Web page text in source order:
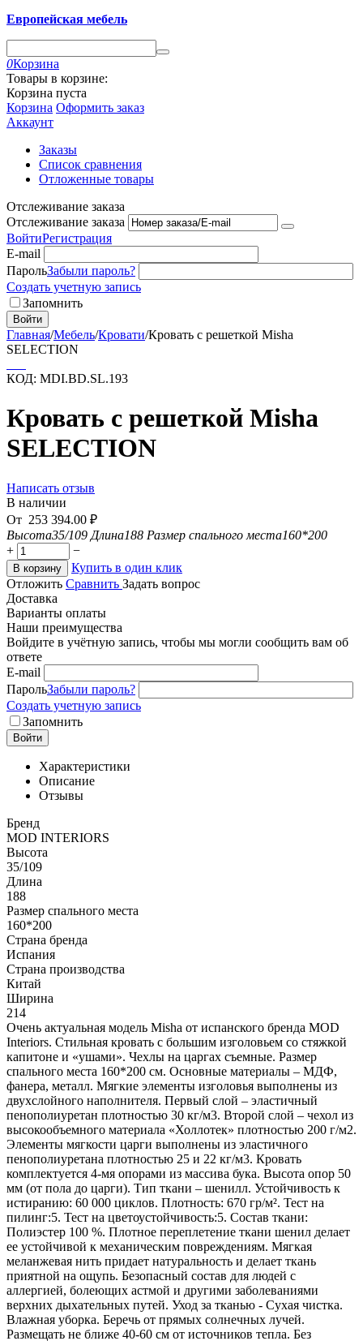
Европейская мебель
0Корзина
Товары в корзине:
Корзина пуста
Корзина Оформить заказ
Аккаунт
Заказы
Список сравнения
Отложенные товары
Отслеживание заказа
Отслеживание заказа
ВойтиРегистрация
E-mail
ПарольЗабыли пароль?
Создать учетную запись
Запомнить
Войти
Главная/Мебель/Кровати/Кровать с решеткой Misha
SELECTION
КОД: MDI.BD.SL.193
Кровать с решеткой Misha
SELECTION
Написать отзыв
В наличии
От 253 394.00 ₽
Высота35/109 Длина188 Размер спального места160*200
+
−
В корзину
Купить в один клик
Отложить Сравнить Задать вопрос
Доставка
Варианты оплаты
Наши преимущества
Войдите в учётную запись, чтобы мы могли сообщить вам об
ответе
E-mail
ПарольЗабыли пароль?
Создать учетную запись
Запомнить
Войти
Характеристики
Описание
Отзывы
Бренд
MOD INTERIORS
Высота
35/109
Длина
188
Размер спального места
160*200
Страна бренда
Испания
Страна производства
Китай
Ширина
214
Очень актуальная модель Misha от испанского бренда MOD
Interiors. Стильная кровать с большим изголовьем со стяжкой
капитоне и «ушами». Чехлы на царгах съемные. Размер
спального места 160*200 см. Основные материалы – МДФ,
фанера, металл. Мягкие элементы изголовья выполнены из
двухслойного наполнителя. Первый слой – эластичный
пенополиуретан плотностью 30 кг/м3. Второй слой – чехол из
высокообъемного материала «Холлотек» плотностью 200 г/м2.
Элементы мягкости царги выполнены из эластичного
пенополиуретана плотностью 25 и 22 кг/м3. Кровать
комплектуется 4-мя опорами из массива бука. Высота опор 50
мм (от пола до царги). Тип ткани – шенилл. Устойчивость к
истиранию: 60 000 циклов. Плотность: 670 гр/м². Тест на
пилинг:5. Тест на цветоустойчивость:5. Состав ткани:
Полиэстер 100 %. Плотное переплетение ткани шенил делает
ее устойчивой к механическим повреждениям. Мягкая
меланжевая нить придает натуральность и делает ткань
приятной на ощупь. Безопасный состав для людей с
аллергией, болеющих астмой и другими заболеваниями
верхних дыхательных путей. Уход за тканью - Сухая чистка.
Влажная уборка. Беречь от прямых солнечных лучей.
Размещать не ближе 40-60 см от источников тепла. Без